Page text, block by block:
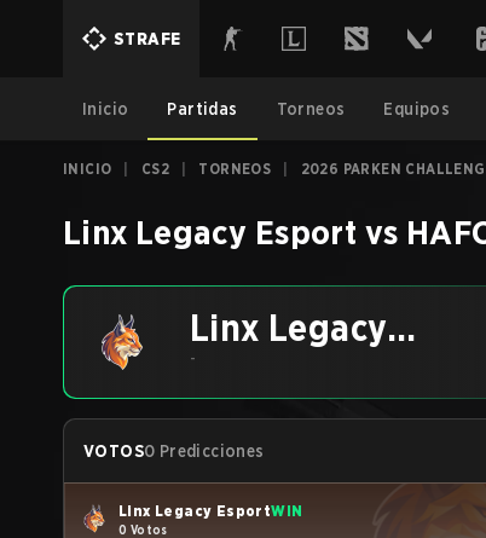
STRAFE
Inicio Partidas Torneos Equipos
INICIO CS2 TORNEOS 2026 PARKEN
Linx Legacy Esport vs
Linx Legacy
Esport
-
VOTOS0 Predicciones
Linx Legacy EsportWIN
0 Votos